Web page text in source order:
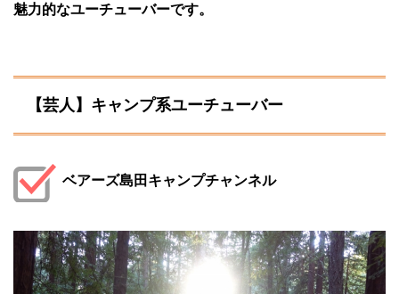
魅力的なユーチューバーです。
【芸人】キャンプ系ユーチューバー
ベアーズ島田キャンプチャンネル